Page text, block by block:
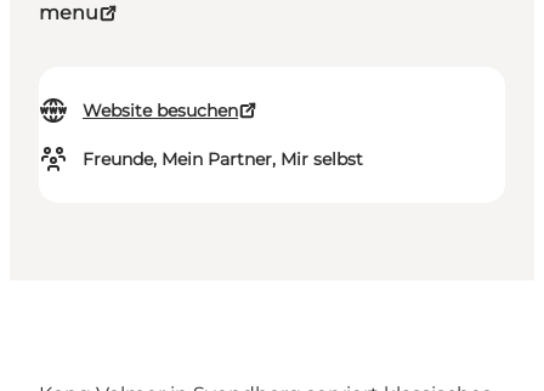
menu
Website besuchen
Freunde, Mein Partner, Mir selbst